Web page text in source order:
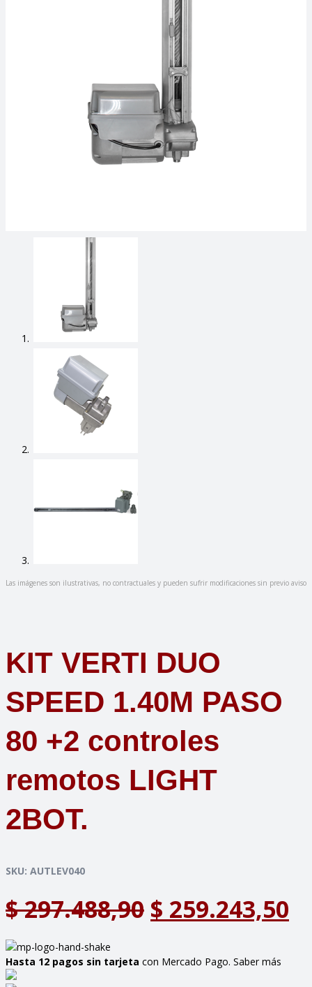
Las imágenes son ilustrativas, no contractuales y pueden sufrir modificaciones sin previo aviso
KIT VERTI DUO
SPEED 1.40M PASO
80 +2 controles
remotos LIGHT
2BOT.
SKU: AUTLEV040
$297.488,90 El
precio
era:
$ 297.488,90.
$ 259.243,50
Hasta 12 pagos sin tarjeta con Mercado Pago. Saber más